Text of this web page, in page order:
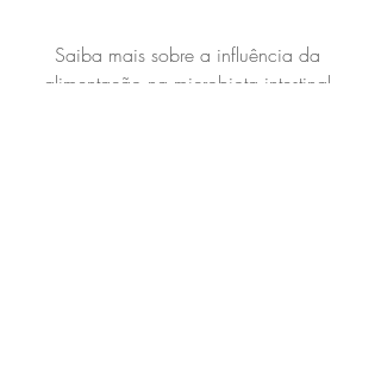
Saiba mais sobre a influência da
alimentação na microbiota intestinal